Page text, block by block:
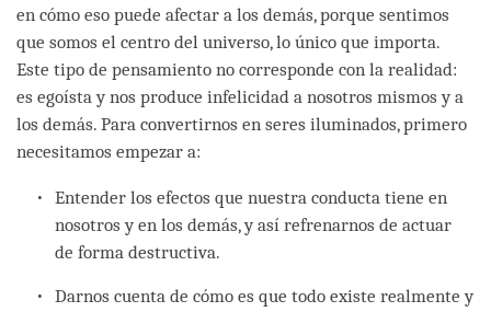
en cómo eso puede afectar a los demás, porque sentimos
que somos el centro del universo, lo único que importa.
Este tipo de pensamiento no corresponde con la realidad:
es egoísta y nos produce infelicidad a nosotros mismos y a
los demás. Para convertirnos en seres iluminados, primero
necesitamos empezar a:
Entender los efectos que nuestra conducta tiene en
nosotros y en los demás, y así refrenarnos de actuar
de forma destructiva.
Darnos cuenta de cómo es que todo existe realmente y